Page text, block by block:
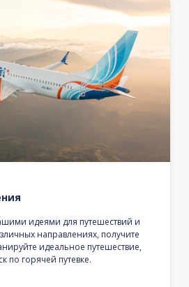
идеями для путешествий и
направлениях, получите
идеальное путешествие,
по горячей путевке.